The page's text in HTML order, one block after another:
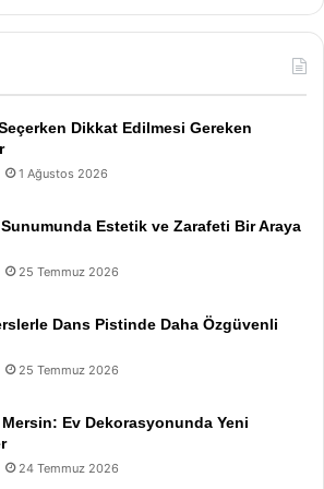
Dikkat Edilmesi Gereken
1 Ağustos 2026
Estetik ve Zarafeti Bir Araya
25 Temmuz 2026
Dans Pistinde Daha Özgüvenli
25 Temmuz 2026
Ev Dekorasyonunda Yeni
24 Temmuz 2026